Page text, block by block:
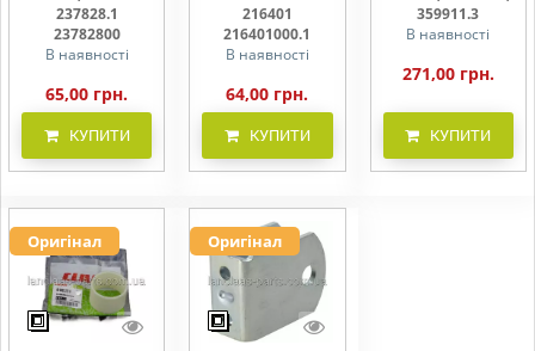
237828.1
23782800
В наявності
65,00 грн.
КУПИТИ
216401000
216401
216401000.1
В наявності
64,00 грн.
КУПИТИ
359911.0,
359911.3
359911.3
В наявності
271,00 грн.
КУПИТИ
Оригінал Оригінал